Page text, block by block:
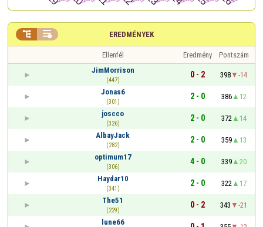
EREDMÉNYEK
 
Ellenfél Eredmény
Pontszám
JimMorrison
(447)
0 - 2 398
-14
Jonas6
(301)
2 - 0 386
12
joscco
(326)
2 - 0 372
14
AlbayJack
(282)
2 - 0 359
13
optimum17
(306)
4 - 0 339
20
Haydar10
(341)
2 - 0 322
17
The51
(229)
0 - 2 343
-21
lune66